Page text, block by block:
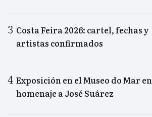
Costa Feira 2026: cartel, fechas y
artistas confirmados
Exposición en el Museo do Mar en
homenaje a José Suárez